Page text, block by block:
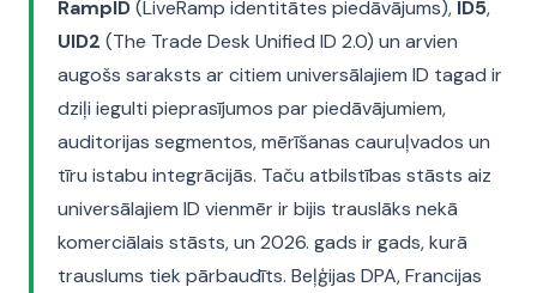
RampID(LiveRamp identitātes piedāvājums), ID5,
UID2 (The Trade Desk Unified ID 2.0) un arvien
augošs saraksts ar citiem universālajiem ID tagad ir
dziļi iegulti pieprasījumos par piedāvājumiem,
auditorijas segmentos, mērīšanas cauruļvados un
tīru istabu integrācijās. Taču atbilstības stāsts aiz
universālajiem ID vienmēr ir bijis trauslāks nekā
komerciālais stāsts, un 2026. gads ir gads, kurā
trauslums tiek pārbaudīts. Beļģijas DPA, Francijas